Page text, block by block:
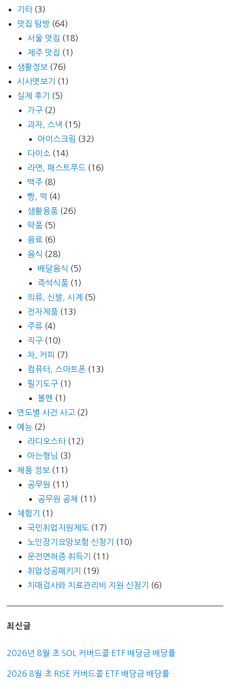
기타(3)
맛집 탐방 (64)
서울 맛집 (18)
제주 맛집 (1)
생활정보 (76)
시사엿보기
(1)
실제 후기
(5)
가구 (2)
과자, 스낵 (15)
아이스크림 (32)
다이소 (14)
라면, 패스트푸드 (16)
맥주 (8)
빵, 떡 (4)
생활용품 (26)
약품 (5)
음료 (6)
음식 (28)
배달음식 (5)
즉석식품 (1)
의류, 신발, 시계
(5)
전자제품 (13)
주류 (4)
직구 (10)
차, 커피 (7)
컴퓨터, 스마트폰 (13)
필기도구 (1)
볼펜 (1)
연도별 사건 사고 (2)
예능 (2)
라디오스타(12)
아는형님 (3)
채용 정보 (11)
공무원 (11)
공무원 공채 (11)
체험기
(1)
국민취업지원제도 (17)
노인장기요양보험 신청기
(10)
운전면허증 취득기
(11)
취업성공패키지
(19)
치매검사와 치료관리비 지원 신청기
(6)
최신글
2026년 8월 초 SOL 커버드콜 ETF 배당금 배당률
2026 8월 초 RISE 커버드콜 ETF 배당금 배당률